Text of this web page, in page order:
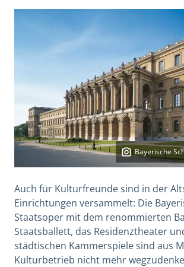
Bayerische
Auch für Kulturfreunde sind in der
Einrichtungen versammelt: Die
Staatsoper mit dem renommierten
Staatsballett, das Residenztheater
städtischen Kammerspiele sind aus
Kulturbetrieb nicht mehr